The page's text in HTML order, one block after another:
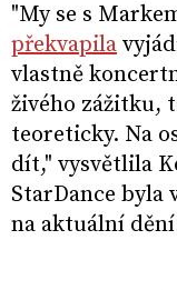
"My se s
překvapila
vlastně
živého zážitku,
teoreticky. Na
dít," vysvětlila
StarDance byla
na aktuální